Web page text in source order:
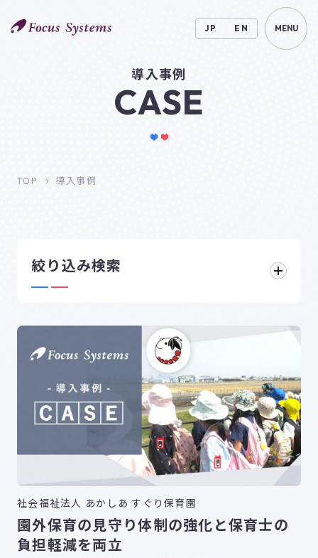
JP EN MENU
導入事例
CASE
TOP 導入事例
絞り込み検索
社会福祉法人 あかしあ すぐり保育園
園外保育の見守り体制の強化と保育士の
負担軽減を両立